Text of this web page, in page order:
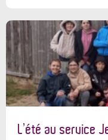
L’été au service